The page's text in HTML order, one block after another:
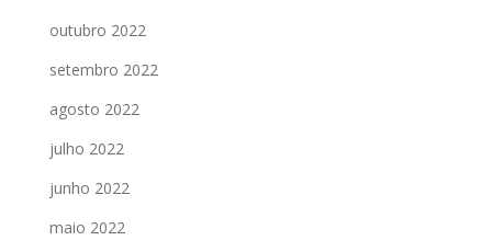
outubro 2022
setembro 2022
agosto 2022
julho 2022
junho 2022
maio 2022